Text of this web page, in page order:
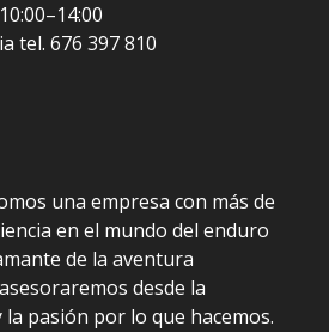
tel. 676 397 810
una empresa con más de
en el mundo del enduro
de la aventura
desde la
pasión por lo que hacemos.